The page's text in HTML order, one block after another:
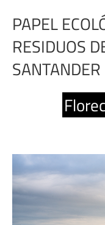
PAPEL
RESIDUOS
SANTANDER